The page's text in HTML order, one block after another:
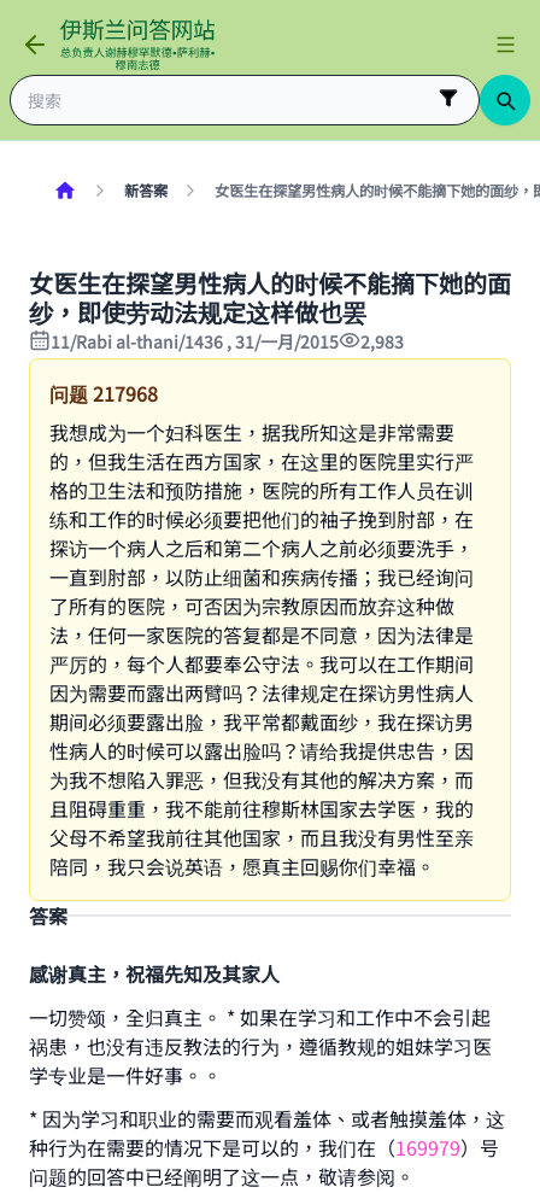
新答案 女医生在探望男性病人的时候不能摘下她的面纱，
女医生在探望男性病人的时候不能摘下她的面
纱，即使劳动法规定这样做也罢
11/Rabi al-thani/1436 , 31/一月/2015 2,983
问题217968
我想成为一个妇科医生，据我所知这是非常需要
的，但我生活在西方国家，在这里的医院里实行严
格的卫生法和预防措施，医院的所有工作人员在训
练和工作的时候必须要把他们的袖子挽到肘部，在
探访一个病人之后和第二个病人之前必须要洗手，
一直到肘部，以防止细菌和疾病传播；我已经询问
了所有的医院，可否因为宗教原因而放弃这种做
法，任何一家医院的答复都是不同意，因为法律是
严厉的，每个人都要奉公守法。我可以在工作期间
因为需要而露出两臂吗？法律规定在探访男性病人
期间必须要露出脸，我平常都戴面纱，我在探访男
性病人的时候可以露出脸吗？请给我提供忠告，因
为我不想陷入罪恶，但我没有其他的解决方案，而
且阻碍重重，我不能前往穆斯林国家去学医，我的
父母不希望我前往其他国家，而且我没有男性至亲
陪同，我只会说英语，愿真主回赐你们幸福。
答案
感谢真主，祝福先知及其家人
一切赞颂，全归真主。 * 如果在学习和工作中不会引起
祸患，也没有违反教法的行为，遵循教规的姐妹学习医
学专业是一件好事。。
* 因为学习和职业的需要而观看羞体、或者触摸羞体，这
种行为在需要的情况下是可以的，我们在（169979）号
问题的回答中已经阐明了这一点，敬请参阅。